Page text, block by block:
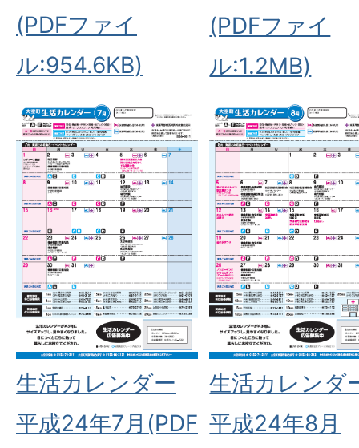
(PDFファイ
ル:954.6KB)
(PDFファイ
ル:1.2MB)
生活カレンダー
平成24年7月(PDF
生活カレンダ
平成24年8月